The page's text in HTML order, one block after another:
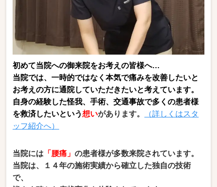
初めて当院への御来院をお考えの皆様へ…
当院では、一時的ではなく本気で痛みを改善したいと
お考えの方に通院していただきたいと考えています。
自身の経験した怪我、手術、交通事故で多くの患者様
を救済したいという想いがあります。
（詳しくはスタ
ッフ紹介へ）
当院には 「腰痛」の患者様が多数来院されています。
当院は、１４年の施術実績から確立した独自の技術
で、